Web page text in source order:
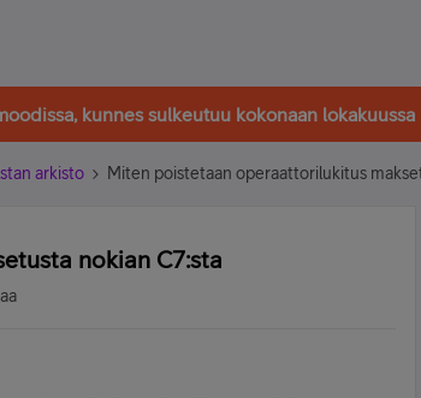
kunnes sulkeutuu kokonaan lokakuussa
arkisto Miten poistetaan operaattorilukitus
nokian C7:sta